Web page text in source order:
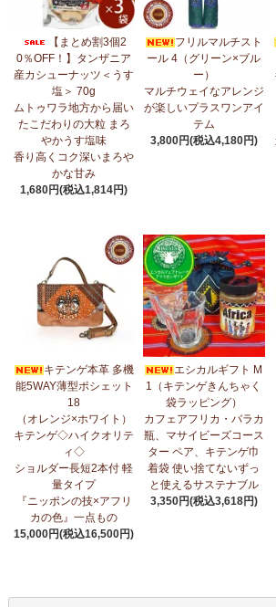
5/4：キコイ アフリカの布ページに新入荷！
綿織布
5/1：ティンガティンガ・アート～ズベリの作
私たちバラカは、ズベリが遺してくださった
大切に紹介してまいります。
4/23：
【2026新茶入荷】アフリカンプライド
ニア紅茶～無農薬手摘み茶葉～
4/15：ノースリーブワンピース～前後2way仕様
りシルエット
4/15：【新登場】ティアードフレアパンツ新
アードパンツが、さらに進化してバージョン
【2026新茶 予約開始】アフリカンプラ
ンザニア紅茶～無農薬手摘み茶葉～
4/13：
【2026新豆入荷】タンザニア産カシュ
＜うす塩＞～こだわりの大粒 香り高くコク深
3/27：キテンゲ◇ハイクオリティ◇2026新柄
～アフリカンプリント生地～
3/27： サーカスパンツ
仕立てた新作登場！『ニッポンの技×アフリカ
【まとめ割3個2
0％OFF！】タンザニア
産カシューナッツ＜うす
塩＞ 70g
ムトゥワラ地方から届い
たこだわりの大粒 まろ
やかうす塩味
香り高くコク深いまろや
かな甘み
1,680円(税込1,814円)
フリルマルチスト
ール 4（グリーン×ブル
ー）
マルチウェイなアレンジ
が楽しいプラスワンアイ
テム
3,800円(税込4,180円)
キテンゲ本革 多機
能5WAY薄型ポシェット
18
（オレンジ×ホワイト）
キテンゲ◇ハイクオリテ
ィ◇
ショルダー長短2本付 軽
量タイプ
『ニッポンの技×アフリ
カの色』一点もの
15,000円(税込16,500円)
エシカルギフト M
1（キテンゲきんちゃく
袋ラッピング）
カフェアフリカ・バラカ
瓶、マサイビーズコース
ター ペア、キテンゲ巾
着袋 使い捨てないずっ
と使えるサステナブル
3,350円(税込3,618円)